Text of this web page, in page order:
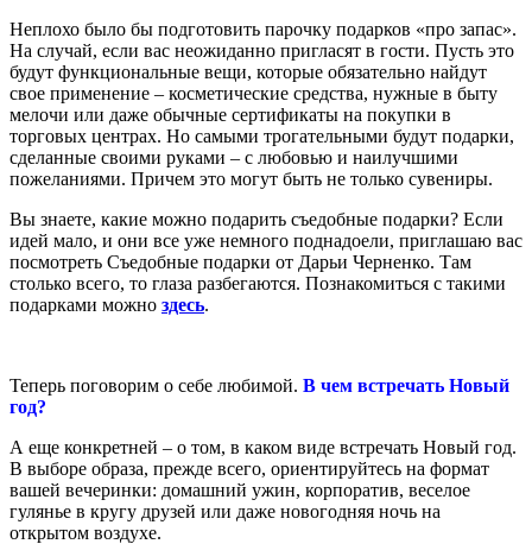
Неплохо было бы подготовить парочку подарков «про запас».
На случай, если вас неожиданно пригласят в гости. Пусть это
будут функциональные вещи, которые обязательно найдут
свое применение – косметические средства, нужные в быту
мелочи или даже обычные сертификаты на покупки в
торговых центрах. Но самыми трогательными будут подарки,
сделанные своими руками – с любовью и наилучшими
пожеланиями. Причем это могут быть не только сувениры.
Вы знаете, какие можно подарить съедобные подарки? Если
идей мало, и они все уже немного поднадоели, приглашаю вас
посмотреть Съедобные подарки от Дарьи Черненко. Там
столько всего, то глаза разбегаются. Познакомиться с такими
подарками можно здесь.
Теперь поговорим о себе любимой. В чем встречать Новый
год?
А еще конкретней – о том, в каком виде встречать Новый год.
В выборе образа, прежде всего, ориентируйтесь на формат
вашей вечеринки: домашний ужин, корпоратив, веселое
гулянье в кругу друзей или даже новогодняя ночь на
открытом воздухе.